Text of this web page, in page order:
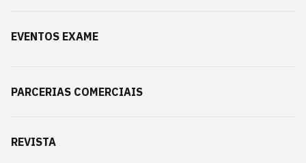
EVENTOS EXAME
PARCERIAS COMERCIAIS
REVISTA